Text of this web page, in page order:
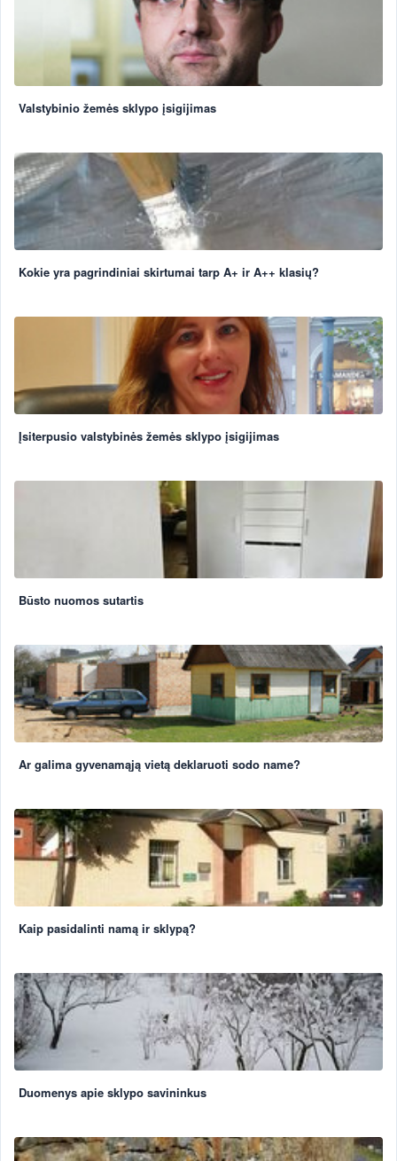
Valstybinio žemės sklypo įsigijimas
Kokie yra pagrindiniai skirtumai tarp A+ ir A++ klasių?
Įsiterpusio valstybinės žemės sklypo įsigijimas
Būsto nuomos sutartis
Ar galima gyvenamąją vietą deklaruoti sodo name?
Kaip pasidalinti namą ir sklypą?
Duomenys apie sklypo savininkus